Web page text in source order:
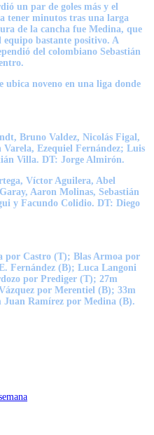
un par de goles más y el
tener minutos tras una larga
de la cancha fue Medina, que
equipo bastante positivo. A
del colombiano Sebastián
ubica noveno en una liga donde
Bruno Valdez, Nicolás Figal,
Ezequiel Fernández; Luis
Villa. DT: Jorge Almirón.
Víctor Aguilera, Abel
Aaron Molinas, Sebastián
y Facundo Colidio. DT: Diego
por Castro (T); Blas Armoa por
Fernández (B); Luca Langoni
por Prediger (T); 27m
por Merentiel (B); 33m
Juan Ramírez por Medina (B).